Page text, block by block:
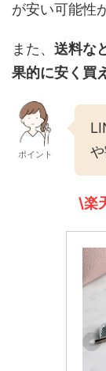
が安い可能性
また、 送料な
果的に安く買
ポイント
\楽